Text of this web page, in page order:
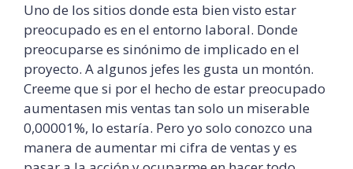
Uno de los sitios donde esta bien visto estar
preocupado es en el entorno laboral. Donde
preocuparse es sinónimo de implicado en el
proyecto. A algunos jefes les gusta un montón.
Creeme que si por el hecho de estar preocupado
aumentasen mis ventas tan solo un miserable
0,00001%, lo estaría. Pero yo solo conozco una
manera de aumentar mi cifra de ventas y es